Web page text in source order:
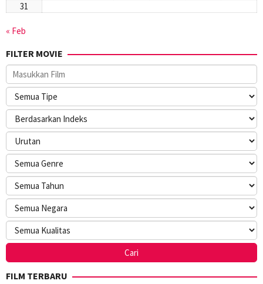
31
« Feb
FILTER MOVIE
FILM TERBARU